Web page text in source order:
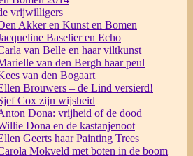
vrijwilligers
Akker en Kunst en Bomen
Baselier en Echo
van Belle en haar viltkunst
van den Bergh haar peul
van den Bogaart
Brouwers – de Lind versierd!
Cox zijn wijsheid
Dona: vrijheid of de dood
Dona en de kastanjenoot
Geerts haar Painting Trees
Mokveld met boten in de boom